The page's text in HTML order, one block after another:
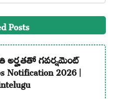
Posts
అర్హతతో గవర్నమెంట్
Notification 2026 |